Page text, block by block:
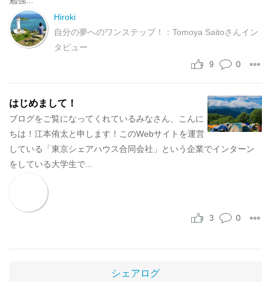
Hiroki
自分の夢へのワンステップ！：Tomoya Saitoさんイン
タビュー
0
9
はじめまして！
ブログをご覧になってくれているみなさん、こんに
ちは！江本侑太と申します！このWebサイトを運営
している「東京シェアハウス合同会社」という企業でインターン
をしている大学生で...
0
3
シェアログ